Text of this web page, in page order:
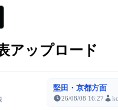
アップロード
堅田・京都方面
26/08/08 16:27